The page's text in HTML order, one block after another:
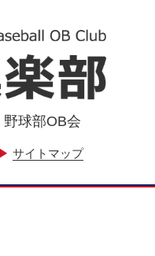
球部OB会
▶ サイトマップ